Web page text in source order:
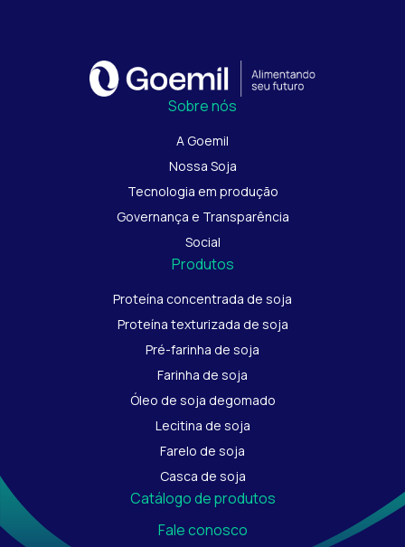
Sobre nós
A Goemil
Nossa Soja
Tecnologia em produção
Governança e Transparência
Social
Produtos
Proteína concentrada de soja
Proteína texturizada de soja
Pré-farinha de soja
Farinha de soja
Óleo de soja degomado
Lecitina de soja
Farelo de soja
Casca de soja
Catálogo de produtos
Fale conosco